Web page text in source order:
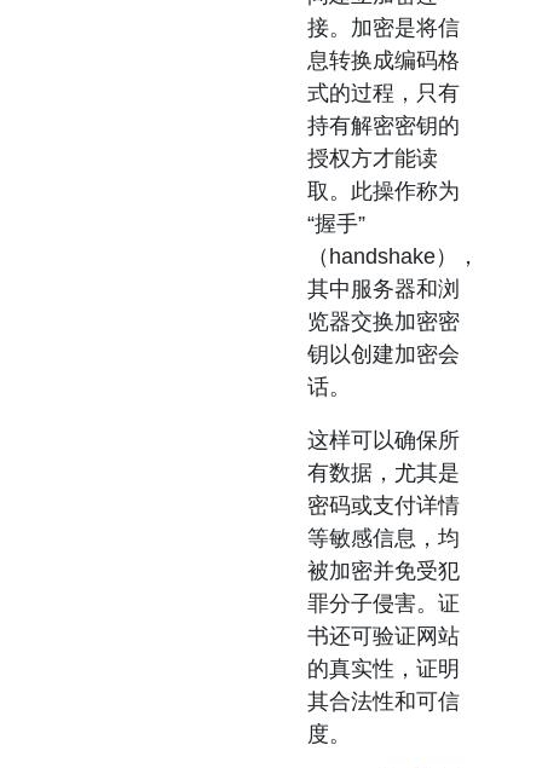
接。 加密是将信
息转换成编码格
式的过程，只有
持有解密密钥的
授权方才能读
取。此操作称为
“握手”
（handshake）
，
其中服务器和浏
览器交换加密密
钥以创建加密会
话。
这样可以确保所
有数据，尤其是
密码或支付详情
等敏感信息，均
被加密并免受犯
罪分子侵害。证
书还可验证网站
的真实性，证明
其合法性和可信
度。